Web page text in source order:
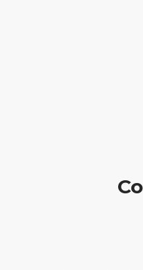
NUESTROS PRODUCTOS